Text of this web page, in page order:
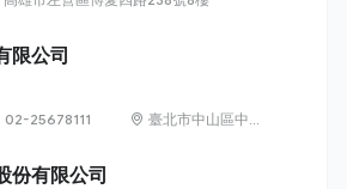
限公司
02-25678111
臺北市中山區中
份有限公司